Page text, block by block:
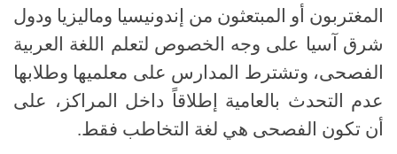
المغتربون أو المبتعثون من إندونيسيا وماليزيا ودول
شرق آسيا على وجه الخصوص لتعلم اللغة العربية
الفصحى، وتشترط المدارس على معلميها وطلابها
عدم التحدث بالعامية إطلاقاً داخل المراكز، على
أن تكون الفصحى هي لغة التخاطب فقط.